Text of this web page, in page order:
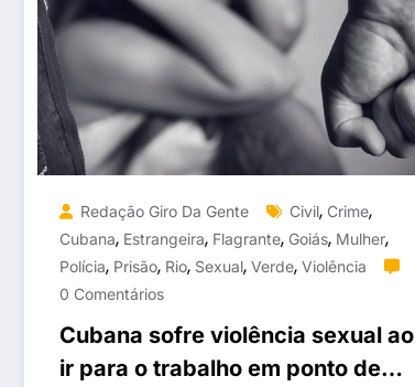
Redação Giro Da Gente Civil, Crime,
Cubana, Estrangeira, Flagrante, Goiás, Mulher,
Polícia, Prisão, Rio, Sexual, Verde, Violência
0 Comentários
Cubana sofre violência sexual ao
ir para o trabalho em ponto de